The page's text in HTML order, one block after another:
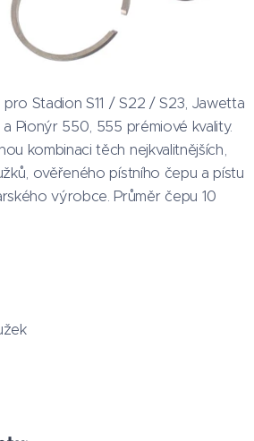
Stadion S11 / S22 / S23, Jawetta
Pionýr 550, 555 prémiové kvality.
kombinaci těch nejkvalitnějších,
ověřeného pístního čepu a pístu
výrobce. Průměr čepu 10